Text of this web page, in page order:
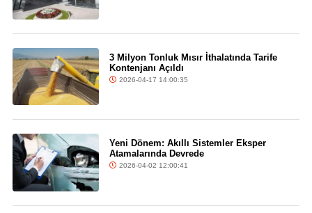
3 Milyon Tonluk Mısır İthalatında Tarife
Kontenjanı Açıldı
2026-04-17 14:00:35
Yeni Dönem: Akıllı Sistemler Eksper
Atamalarında Devrede
2026-04-02 12:00:41